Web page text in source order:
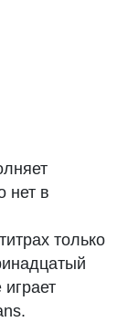
нет в
только